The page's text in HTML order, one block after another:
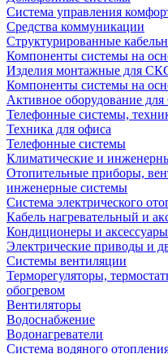
Система управления
Средства коммуникации
Структурированные
Компоненты системы на
Изделия монтажные для
Компоненты системы на
Активное оборудование
Телефонные системы,
Техника для офиса
Телефонные системы
Климатические и
Отопительные приборы,
инженерные системы
Система электрического
Кабель нагревательный и
Кондиционеры и аксессуары
Электрические приводы и
Системы вентиляции
Терморегуляторы,
обогревом
Вентиляторы
Водоснабжение
Водонагреватели
Система водяного